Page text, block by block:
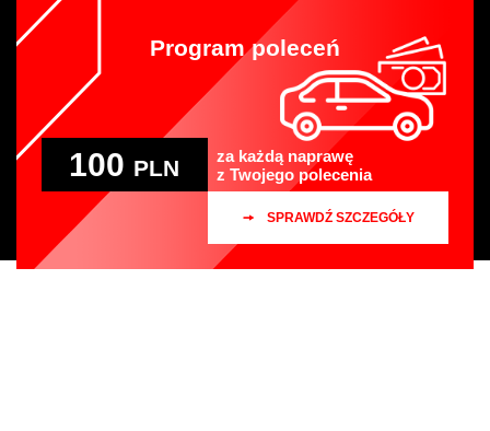
Program poleceń
100 PLN
za każdą naprawę
z Twojego polecenia
SPRAWDŹ SZCZEGÓŁY